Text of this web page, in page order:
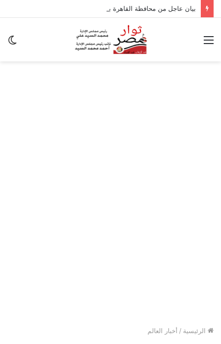
بيان عاجل من محافظة القاهرة بشأن تداعيات الزلزال
القائمة
الرئيسية / أخبار العالم